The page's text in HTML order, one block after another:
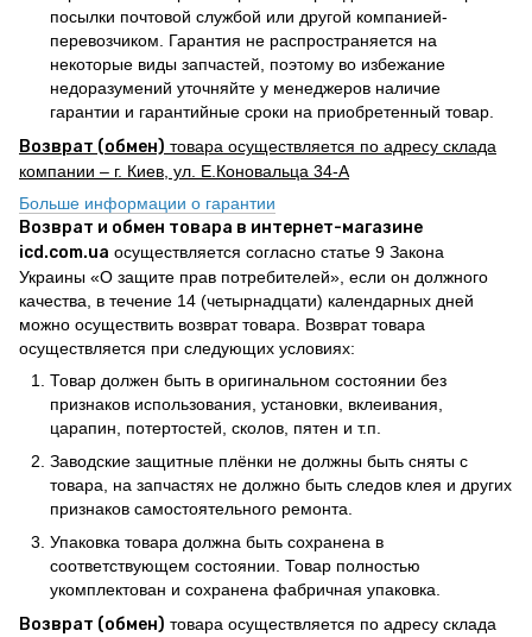
посылки почтовой службой или другой компанией-
перевозчиком. Гарантия не распространяется на
некоторые виды запчастей, поэтому во избежание
недоразумений уточняйте у менеджеров наличие
гарантии и гарантийные сроки на приобретенный товар.
Возврат (обмен) товара осуществляется по адресу склада
компании – г. Киев, ул. Е.Коновальца 34-А
Больше информации о гарантии
Возврат и обмен товара в интернет-магазине
icd.com.ua осуществляется согласно статье 9 Закона
Украины «О защите прав потребителей», если он должного
качества, в течение 14 (четырнадцати) календарных дней
можно осуществить возврат товара. Возврат товара
осуществляется при следующих условиях:
Товар должен быть в оригинальном состоянии без
признаков использования, установки, вклеивания,
царапин, потертостей, сколов, пятен и т.п.
Заводские защитные плёнки не должны быть сняты с
товара, на запчастях не должно быть следов клея и других
признаков самостоятельного ремонта.
Упаковка товара должна быть сохранена в
соответствующем состоянии. Товар полностью
укомплектован и сохранена фабричная упаковка.
Возврат (обмен) товара осуществляется по адресу склада